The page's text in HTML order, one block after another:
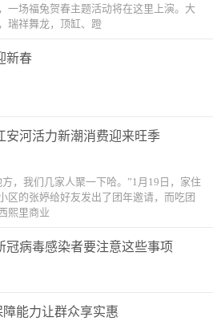
一场福兔贺春主题活动将在这里上演。大
瑞祥舞龙，顶缸、蹬
新春
安河活力新潮消费迎来旺季
，我们几家人聚一下哈。”1月19日，家住
区的张婷给好友发出了团年邀请，而吃团
熙里商业
冠病毒感染者要注意这些事项
能力让群众享实惠